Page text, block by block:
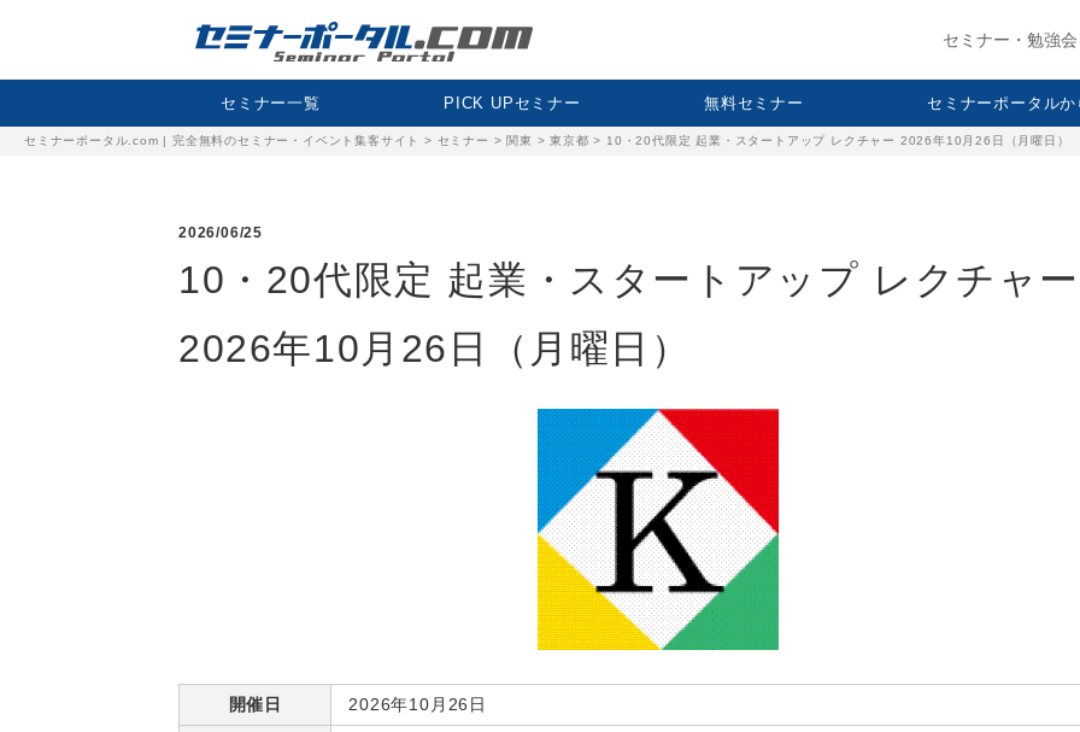
セミナー・勉強
セミナー一覧 PICK UPセミナー 無料セミナー セミナーポータル
セミナーポータル.com | 完全無料のセミナー・イベント集客サイト > セミナー > 関東 >東京都 > 10・20代限定 起業・スタートアップ レクチャー 2026年10月26日（月曜日）
2026/06/25
10・20代限定 起業・スタートアップ レクチャー
2026年10月26日（月曜日）
開催日 2026年10月26日